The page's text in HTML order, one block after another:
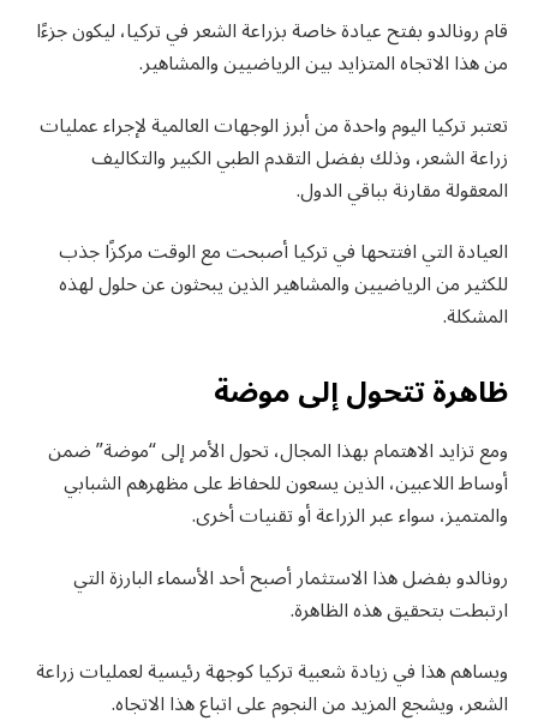
قام رونالدو بفتح عيادة خاصة بزراعة الشعر في تركيا، ليكون جزءًا
من هذا الاتجاه المتزايد بين الرياضيين والمشاهير.
تعتبر تركيا اليوم واحدة من أبرز الوجهات العالمية لإجراء عمليات
زراعة الشعر، وذلك بفضل التقدم الطبي الكبير والتكاليف
المعقولة مقارنة بباقي الدول.
العيادة التي افتتحها في تركيا أصبحت مع الوقت مركزًا جذب
للكثير من الرياضيين والمشاهير الذين يبحثون عن حلول لهذه
المشكلة.
ظاهرة تتحول إلى موضة
ومع تزايد الاهتمام بهذا المجال، تحول الأمر إلى “موضة” ضمن
أوساط اللاعبين، الذين يسعون للحفاظ على مظهرهم الشبابي
والمتميز، سواء عبر الزراعة أو تقنيات أخرى.
رونالدو بفضل هذا الاستثمار أصبح أحد الأسماء البارزة التي
ارتبطت بتحقيق هذه الظاهرة.
ويساهم هذا في زيادة شعبية تركيا كوجهة رئيسية لعمليات زراعة
الشعر، ويشجع المزيد من النجوم على اتباع هذا الاتجاه.